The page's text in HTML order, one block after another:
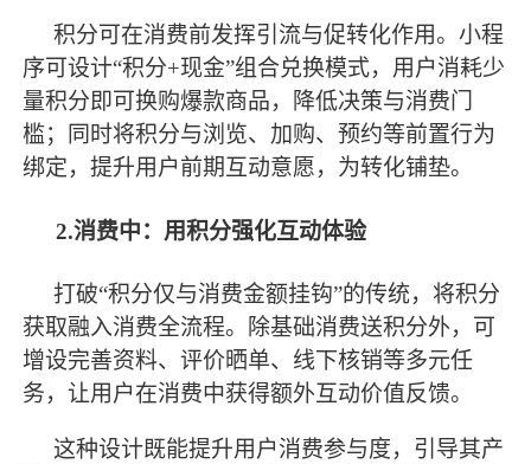
积分可在消费前发挥引流与促转化作用。小程
序可设计“积分+现金”组合兑换模式，用户消耗少
量积分即可换购爆款商品，降低决策与消费门
槛；同时将积分与浏览、加购、预约等前置行为
绑定，提升用户前期互动意愿，为转化铺垫。
2.消费中：用积分强化互动体验
打破“积分仅与消费金额挂钩”的传统，将积分
获取融入消费全流程。除基础消费送积分外，可
增设完善资料、评价晒单、线下核销等多元任
务，让用户在消费中获得额外互动价值反馈。
这种设计既能提升用户消费参与度，引导其产